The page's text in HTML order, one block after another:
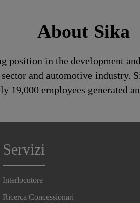
About Sika
position in the development
and automotive industry.
19,000 employees generated
Servizi
Interlocutore
Ricerca Concessionari